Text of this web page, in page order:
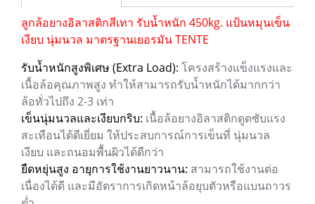
ลูกล้อยางอิลาสติกสีเทา รับน้ำหนัก 450kg. แป้นหมุนเข็น
เงียบ นุ่มนวล มาตรฐานเยอรมัน TENTE
รับน้ำหนักสูงพิเศษ (Extra Load): โครงสร้างแข็งแรงและ
เนื้อล้อคุณภาพสูง ทำให้สามารถรับน้ำหนักได้มากกว่า
ล้อทั่วไปถึง 2-3 เท่า
เข็นนุ่มนวลและเงียบกริบ: เนื้อล้อยางอิลาสติกดูดซับแรง
สะเทือนได้ดีเยี่ยม ให้ประสบการณ์การเข็นที่ นุ่มนวล
เงียบ และถนอมพื้นผิวได้ดีกว่า
ยืดหยุ่นสูง อายุการใช้งานยาวนาน: สามารถใช้งานต่อ
เนื่องได้ดี และมีอัตราการเกิดหน้าล้อยุบตัวหรือแบนถาวร